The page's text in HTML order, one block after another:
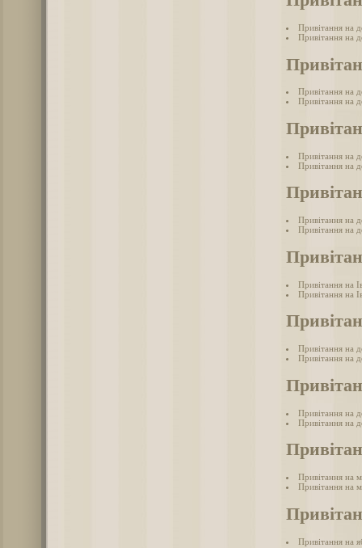
Привітання на
Привітання на
Привітання на
Привітання на
Привітання на
Привітання на
Привітання на
Привітання на
Привітання на
Привітання на
Привітання на
Привітання на
Привітання на
Привітання на
Привітання на
Привітання на
Привітання на